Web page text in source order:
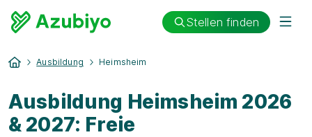
Stellen finden
Ausbildung Heimsheim
Ausbildung Heimsheim 2026
& 2027: Freie